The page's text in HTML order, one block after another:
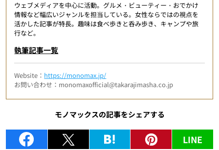
ウェブメディアを中心に活動。グルメ・ビューティー・おでかけ
情報など幅広いジャンルを担当している。女性ならではの視点を
活かした記事が特長。趣味は食べ歩きと呑み歩き、キャンプや旅
行など。
執筆記事一覧
Website： https://monomax.jp/
お問い合わせ：monomaxofficial@takarajimasha.co.jp
モノマックスの記事をシェアする
LINE